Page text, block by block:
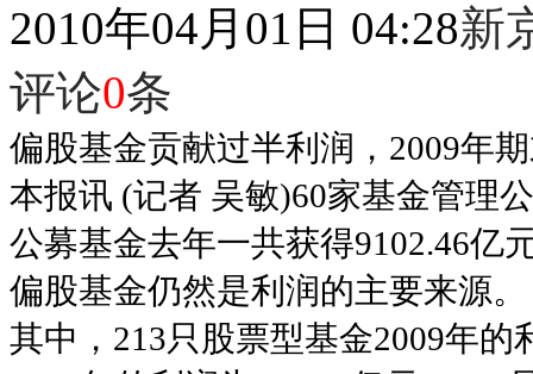
2010年04月01日 04:28新
评论0条
偏股基金贡献过半利润，2009年
本报讯 (记者 吴敏)60家基金管理
公募基金去年一共获得9102.46亿
偏股基金仍然是利润的主要来源。
其中，213只股票型基金2009年的